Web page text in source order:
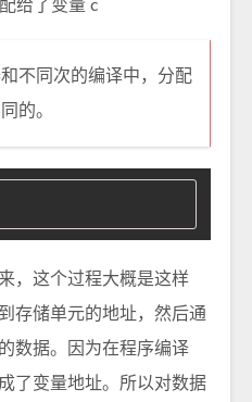
给了变量 c
不同次的编译中，分配
的。
，这个过程大概是这样
存储单元的地址，然后通
数据。因为在程序编译
了变量地址。所以对数据